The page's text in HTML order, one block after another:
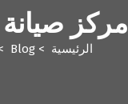
مركز
الرئيسية >
Blog